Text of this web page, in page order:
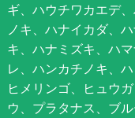
ギ、ハウチワカエデ
ノキ、ハナイカダ、
キ、ハナミズキ、ハ
レ、ハンカチノキ、
ヒメリンゴ、ヒュウ
ウ、プラタナス、ブ